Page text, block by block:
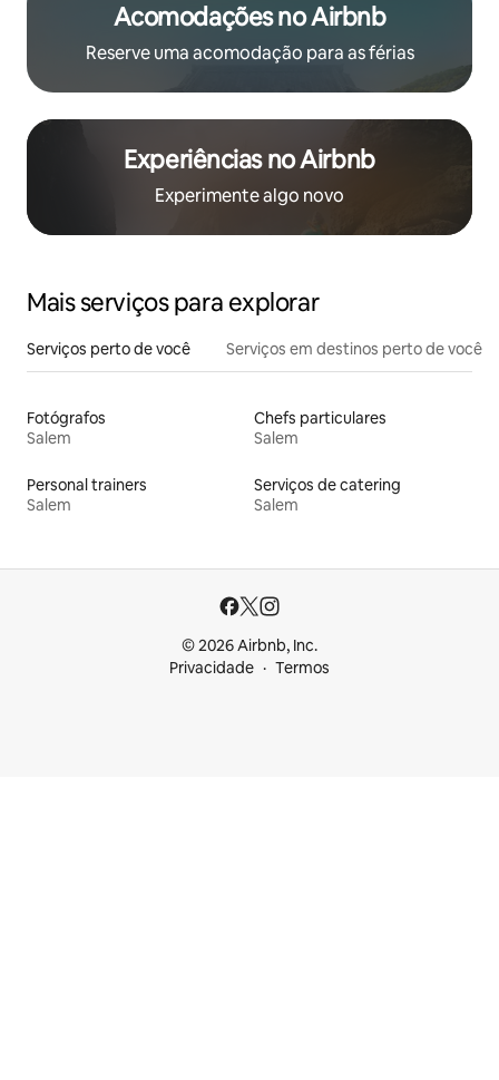
Acomodações no Airbnb
Reserve uma acomodação para as férias
Experiências no Airbnb
Experimente algo novo
Mais serviços para explorar
Serviços perto de você Serviços em destinos perto de você
Fotógrafos
Salem
Chefs particulares
Salem
Personal trainers
Salem
Serviços de catering
Salem
© 2026 Airbnb, Inc.
Privacidade
Termos